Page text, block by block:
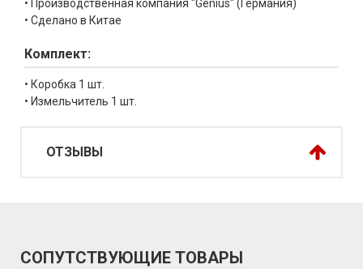
• Производственная компания "Genius" (Германия)
• Сделано в Китае
Комплект:
• Коробка 1 шт.
• Измельчитель 1 шт.
ОТЗЫВЫ
СОПУТСТВУЮЩИЕ ТОВАРЫ